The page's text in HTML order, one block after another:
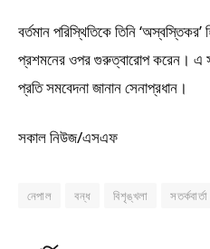
বর্তমান পরিস্থিতিকে তিনি
প্রশমনের ওপর গুরুত্বারোপ করেন। এ
প্রতি সমবেদনা জানান সেনাপ্রধান।
সকাল নিউজ/এসএফ
নেপাল বন্ধ বিশৃঙ্খলা সতর্কবার্তা